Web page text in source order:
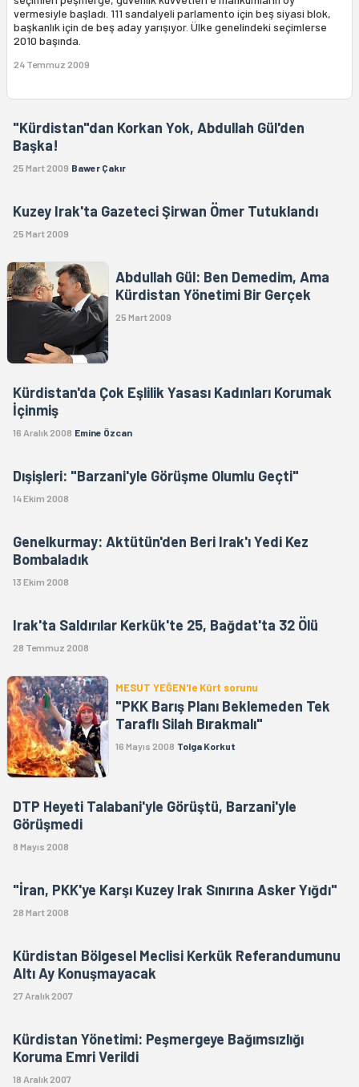
vermesiyle başladı. 111 sandalyeli parlamento için beş siyasi blok,
başkanlık için de beş aday yarışıyor. Ülke genelindeki seçimlerse
2010 başında.
24 Temmuz 2009
"Kürdistan"dan Korkan Yok, Abdullah Gül'den
Başka!
25 Mart 2009 Bawer Çakır
Kuzey Irak'ta Gazeteci Şirwan Ömer Tutuklandı
25 Mart 2009
Abdullah Gül: Ben Demedim, Ama
Kürdistan Yönetimi Bir Gerçek
25 Mart 2009
Kürdistan'da Çok Eşlilik Yasası Kadınları Korumak
İçinmiş
16 Aralık 2008 Emine Özcan
Dışişleri: "Barzani'yle Görüşme Olumlu Geçti"
14 Ekim 2008
Genelkurmay: Aktütün'den Beri Irak'ı Yedi Kez
Bombaladık
13 Ekim 2008
Irak'ta Saldırılar Kerkük'te 25, Bağdat'ta 32 Ölü
28 Temmuz 2008
MESUT YEĞEN'le Kürt sorunu
"PKK Barış Planı Beklemeden Tek
Taraflı Silah Bırakmalı"
16 Mayıs 2008 Tolga Korkut
DTP Heyeti Talabani'yle Görüştü, Barzani'yle
Görüşmedi
8 Mayıs 2008
"İran, PKK'ye Karşı Kuzey Irak Sınırına Asker Yığdı"
28 Mart 2008
Kürdistan Bölgesel Meclisi Kerkük Referandumunu
Altı Ay Konuşmayacak
27 Aralık 2007
Kürdistan Yönetimi: Peşmergeye Bağımsızlığı
Koruma Emri Verildi
18 Aralık 2007